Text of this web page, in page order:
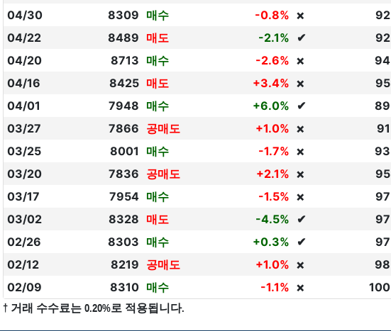
04/30
8309 매수 -0.8% ❌
92
04/22
8489 매도 -2.1% ✔
92
04/20
8713 매수 -2.6% ❌
94
04/16
8425 매도 +3.4% ❌
95
04/01
7948 매수 +6.0% ✔
89
03/27
7866 공매도 +1.0% ❌
91
03/25
8001 매수 -1.7% ❌
93
03/20
7836 공매도 +2.1% ❌
95
03/17
7954 매수 -1.5% ❌
97
03/02
8328 매도 -4.5% ✔
97
02/26
8303 매수 +0.3% ✔
97
02/12
8219 공매도 +1.0% ❌
98
02/09
8310 매수 -1.1% ❌ 100
† 거래 수수료는 0.20%로 적용됩니다.